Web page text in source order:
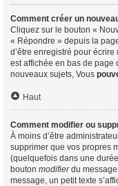
Comment créer un
Cliquez sur le bouton «
« Répondre » depuis la
d’être enregistré pour
est affichée en bas de page
nouveaux sujets, Vous
Haut
Comment modifier ou
À moins d’être
supprimer que vos propres
(quelquefois dans une
bouton modifierdu message
message, un petit texte